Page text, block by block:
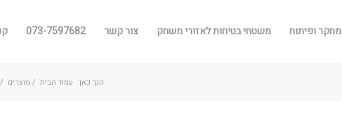
מחקר ופיתוח משטחי בטיחות לאזורי משחק צור קשר 073-7597682
הנך כאן: עמוד הבית / מוצרים /